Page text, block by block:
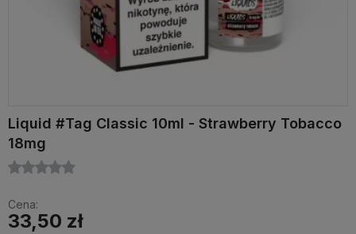
Liquid #Tag Classic 10ml - Strawberry Tobacco
18mg
Cena:
33,50 zł